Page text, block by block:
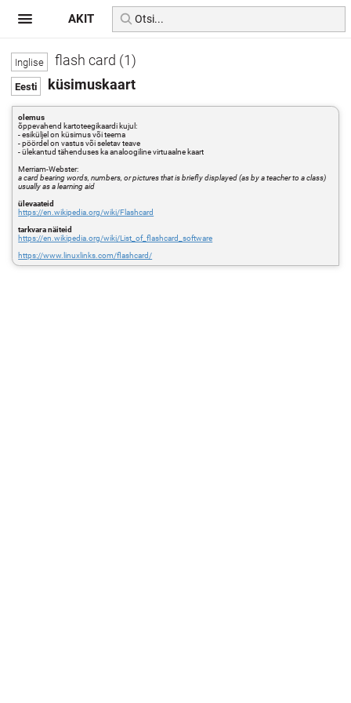
flash card (1)
küsimuskaart
olemus
õppevahend kartoteegikaardi kujul:
- esiküljel on küsimus või teema
- pöördel on vastus või seletav teave
- ülekantud tähenduses ka analoogiline virtuaalne kaart
Merriam-Webster:
a card bearing words, numbers, or pictures that is briefly displayed (as by a teacher to a class)
usually as a learning aid
ülevaateid
https://en.wikipedia.org/wiki/Flashcard
tarkvara näiteid
https://en.wikipedia.org/wiki/List_of_flashcard_software
https://www.linuxlinks.com/flashcard/
AKIT